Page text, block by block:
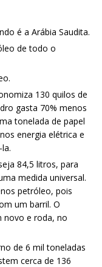
é a Arábia Saudita.
de todo o
130 quilos de
gasta 70% menos
tonelada de papel
energia elétrica e
84,5 litros, para
medida universal.
petróleo, pois
um barril. O
novo e roda, no
de 6 mil toneladas
cerca de 136